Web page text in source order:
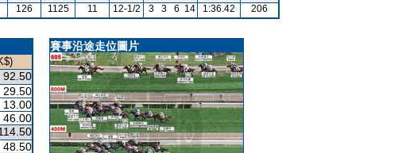
126 1125 11 12-1/2 3 3 6 14 1:36.42 206
92.50
29.50
13.00
46.00
48.50
賽事沿途走位圖片